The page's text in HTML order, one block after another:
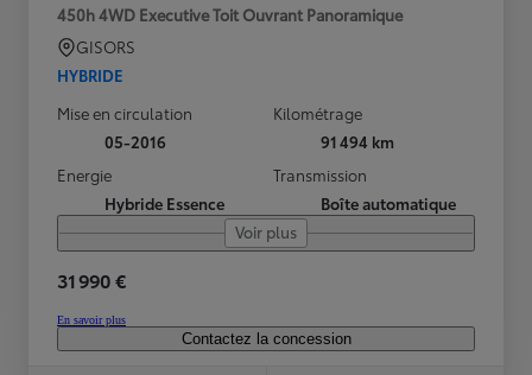
450h 4WD Executive Toit Ouvrant Panoramique
GISORS
HYBRIDE
Mise en circulation
05-2016
Kilométrage
91 494 km
Energie
Hybride Essence
Transmission
Boîte automatique
Voir plus
31 990 €
En savoir plus
Contactez la concession